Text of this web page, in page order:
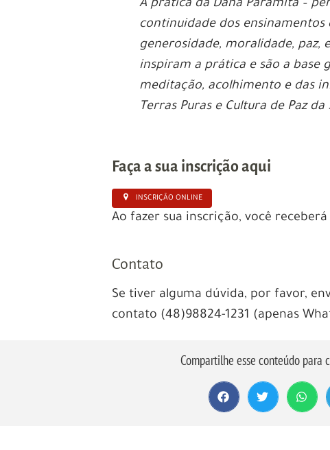
A prática da Dana Paramita –
continuidade dos ensinamentos
generosidade, moralidade, paz,
inspiram a prática e são a base
meditação, acolhimento e das
Terras Puras e Cultura de Paz da
Faça a sua inscrição aqui
INSCRIÇÃO ONLINE
Ao fazer sua inscrição, você
Contato
Se tiver alguma dúvida, por favor,
contato (48)98824-1231 (apenas
Compartilhe esse conteúdo para